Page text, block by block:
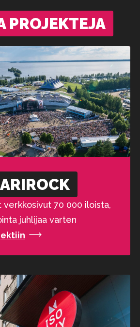
PROJEKTEJA
verkkosivut 70 000 iloista,
juhlijaa varten